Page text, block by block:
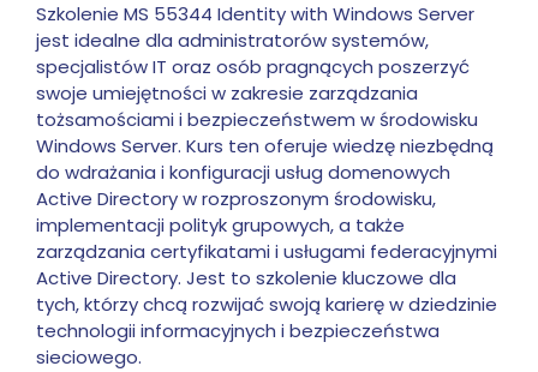
Szkolenie MS 55344 Identity with Windows Server
jest idealne dla administratorów systemów,
specjalistów IT oraz osób pragnących poszerzyć
swoje umiejętności w zakresie zarządzania
tożsamościami i bezpieczeństwem w środowisku
Windows Server. Kurs ten oferuje wiedzę niezbędną
do wdrażania i konfiguracji usług domenowych
Active Directory w rozproszonym środowisku,
implementacji polityk grupowych, a także
zarządzania certyfikatami i usługami federacyjnymi
Active Directory. Jest to szkolenie kluczowe dla
tych, którzy chcą rozwijać swoją karierę w dziedzinie
technologii informacyjnych i bezpieczeństwa
sieciowego.